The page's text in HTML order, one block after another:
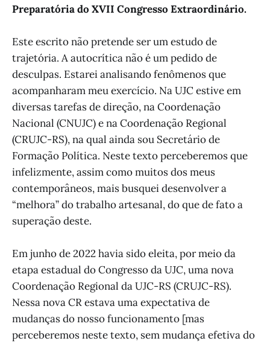
Preparatória do XVII Congresso Extraordinário.
Este escrito não pretende ser um estudo de
trajetória. A autocrítica não é um pedido de
desculpas. Estarei analisando fenômenos que
acompanharam meu exercício. Na UJC estive em
diversas tarefas de direção, na Coordenação
Nacional (CNUJC) e na Coordenação Regional
(CRUJC-RS), na qual ainda sou Secretário de
Formação Política. Neste texto perceberemos que
infelizmente, assim como muitos dos meus
contemporâneos, mais busquei desenvolver a
“melhora” do trabalho artesanal, do que de fato a
superação deste.
Em junho de 2022 havia sido eleita, por meio da
etapa estadual do Congresso da UJC, uma nova
Coordenação Regional da UJC-RS (CRUJC-RS).
Nessa nova CR estava uma expectativa de
mudanças do nosso funcionamento [mas
perceberemos neste texto, sem mudança efetiva do